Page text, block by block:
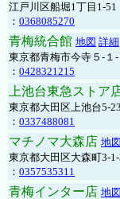
江戸川区船堀1丁目1-51
： 0368085270
青梅統合館 地図 詳細
東京都青梅市今寺５-１-
： 0428321215
上池台東急ストア
東京都大田区上池台5-
： 0337488081
マチノマ大森店 地図
東京都大田区大森町3-
： 0357535311
青梅インター店 地図